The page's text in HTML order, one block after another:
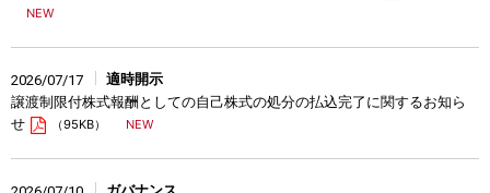
2026/07/17
適時開示
譲渡制限付株式報酬としての自己株式の処分の払込完了に関するお知ら
せ
（95KB）